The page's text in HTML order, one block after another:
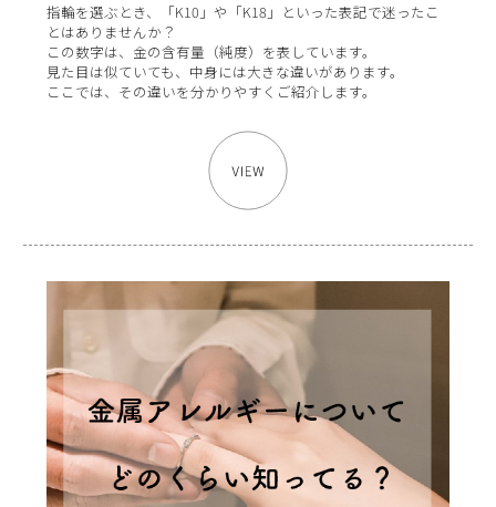
指輪を選ぶとき、「K10」や「K18」といった表記で迷ったこ
とはありませんか？
この数字は、金の含有量（純度）を表しています。
見た目は似ていても、中身には大きな違いがあります。
ここでは、その違いを分かりやすくご紹介します。